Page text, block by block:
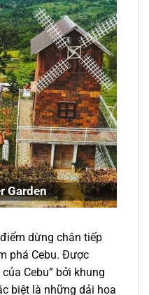
Garden
dừng chân tiếp
phá Cebu. Được
Cebu” bởi khung
biệt là những dải hoa